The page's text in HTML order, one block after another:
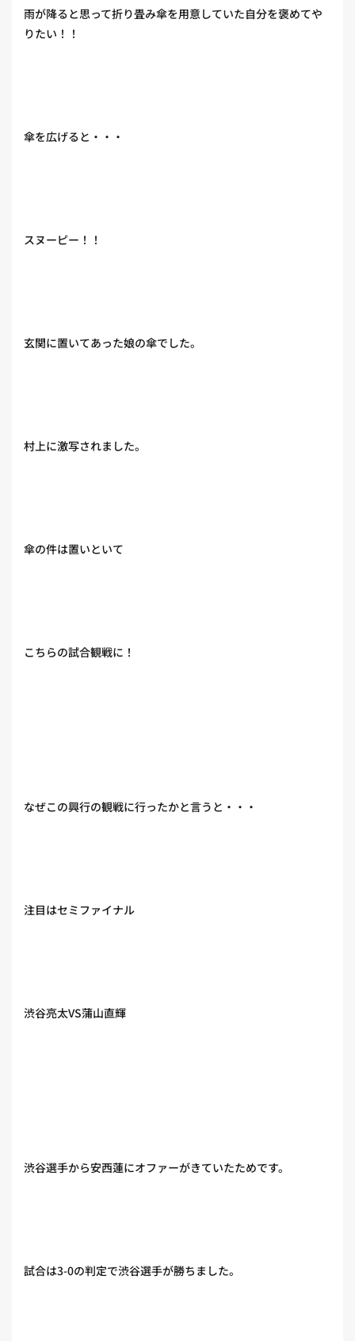
雨が降ると思って折り畳み傘を用意していた自分を褒めてや
りたい！！
傘を広げると・・・
スヌーピー！！
玄関に置いてあった娘の傘でした。
村上に激写されました。
傘の件は置いといて
こちらの試合観戦に！
なぜこの興行の観戦に行ったかと言うと・・・
注目はセミファイナル
渋谷亮太VS蒲山直輝
渋谷選手から安西蓮にオファーがきていたためです。
試合は3-0の判定で渋谷選手が勝ちました。